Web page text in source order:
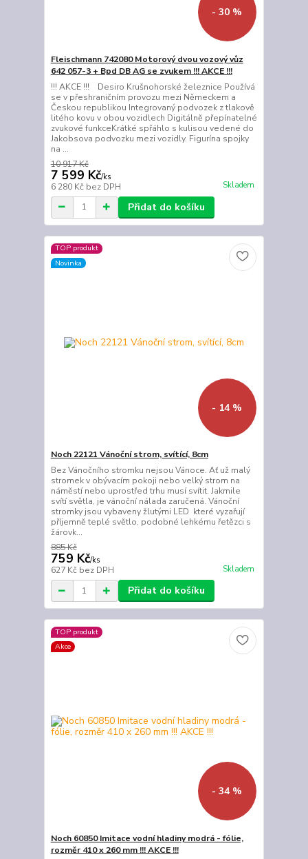
- 30 %
Fleischmann 742080 Motorový dvou vozový vůz
642 057-3 + Bpd DB AG se zvukem !!! AKCE !!!
!!! AKCE !!! Desiro Krušnohorské železnice Používá
se v přeshraničním provozu mezi Německem a
Českou republikou Integrovaný podvozek z tlakově
litého kovu v obou vozidlech Digitálně přepínatelné
zvukové funkceKrátké spřáhlo s kulisou vedené do
Jakobsova podvozku mezi vozidly. Figurína spojky
na ...
10 917 Kč
7 599 Kč/ks
6 280 Kč bez DPH Skladem
Přidat do košíku
TOP produkt
Novinka
- 14 %
Noch 22121 Vánoční strom, svítící, 8cm
Bez Vánočního stromku nejsou Vánoce. Ať už malý
stromek v obývacím pokoji nebo velký strom na
náměstí nebo uprostřed trhu musí svítit. Jakmile
svítí světla, je vánoční nálada zaručená. Vánoční
stromky jsou vybaveny žlutými LED které vyzařují
příjemně teplé světlo, podobné lehkému řetězci s
žárovk...
885 Kč
759 Kč/ks
627 Kč bez DPH Skladem
Přidat do košíku
TOP produkt
Akce
- 34 %
Noch 60850 Imitace vodní hladiny modrá - fólie,
rozměr 410 x 260 mm !!! AKCE !!!